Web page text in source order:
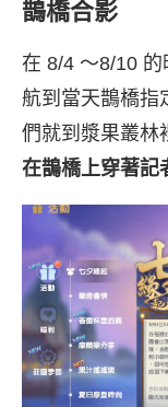
鵲橋合影
在 8/4 ～8/10
航到當天鵲橋指
們就到漿果叢林
在鵲橋上穿著記